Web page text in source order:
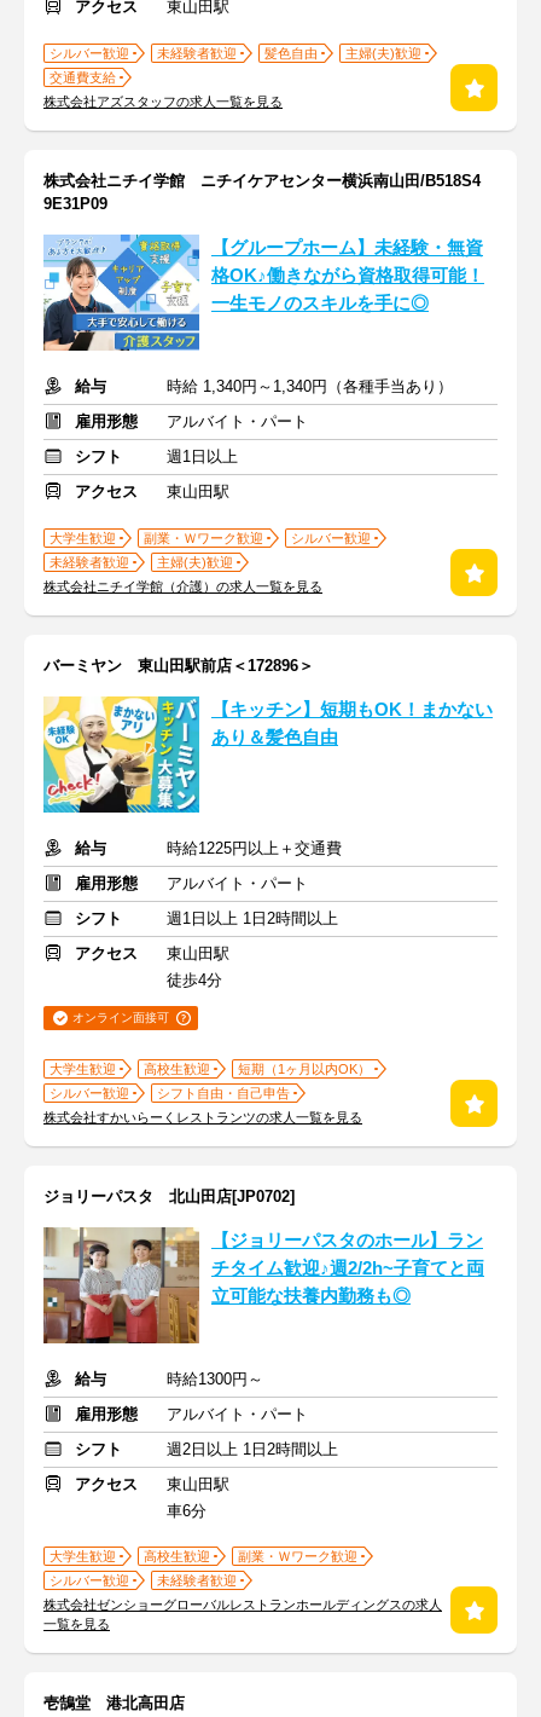
アクセス
東山田駅
シルバー歓迎 未経験者歓迎 髪色自由
主婦(夫)歓迎
交通費支給
株式会社アズスタッフの求人一覧を見る
株式会社ニチイ学館 ニチイケアセンター横浜南山田/B518S4
9E31P09
【グループホーム】未経験・無資
格OK♪働きながら資格取得可能！
一生モノのスキルを手に◎
給与
時給 1,340円～1,340円（各種手当あり）
雇用形態
アルバイト・パート
シフト
週1日以上
アクセス
東山田駅
大学生歓迎 副業・Ｗワーク歓迎
シルバー歓迎
未経験者歓迎
主婦(夫)歓迎
株式会社ニチイ学館（介護）の求人一覧を見る
バーミヤン 東山田駅前店＜172896＞
【キッチン】短期もOK！まかない
あり＆髪色自由
給与
時給1225円以上＋交通費
雇用形態
アルバイト・パート
シフト
週1日以上 1日2時間以上
アクセス
東山田駅
徒歩4分
オンライン面接可
大学生歓迎 高校生歓迎
短期（1ヶ月以内OK）
シルバー歓迎
シフト自由・自己申告
株式会社すかいらーくレストランツの求人一覧を見る
ジョリーパスタ 北山田店[JP0702]
【ジョリーパスタのホール】ラン
チタイム歓迎♪週2/2h~子育てと両
立可能な扶養内勤務も◎
給与
時給1300円～
雇用形態
アルバイト・パート
シフト
週2日以上 1日2時間以上
アクセス
東山田駅
車6分
大学生歓迎 高校生歓迎
副業・Ｗワーク歓迎
シルバー歓迎
未経験者歓迎
株式会社ゼンショーグローバルレストランホールディングスの求人
一覧を見る
壱鵠堂 港北高田店